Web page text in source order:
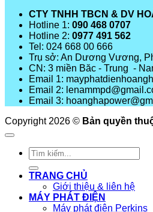
CTY TNHH TBCN & DV
Hotline 1: 090 468 0707
Hotline 2: 0977 491 562
Tel: 024 668 00 666
Trụ sở: An Dương Vương,
CN: 3 miền Băc - Trung -
Email 1:
Email 2:
Email 3:
Copyright 2026 © Bản quyền
Tìm
kiếm:
TRANG CHỦ
Giới thiệu & liên hệ
MÁY PHÁT ĐIỆN
Máy phát điện Perkins